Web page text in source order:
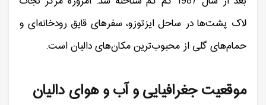
لاک پشت‌ها در ساحل ایزتوزو، سفرهای قایق رودخانه‌ای و
حمام‌های گلی از محبوب‌ترین مکان‌های دالیان است.
موقعیت جغرافیایی و آب و هوای دالیان